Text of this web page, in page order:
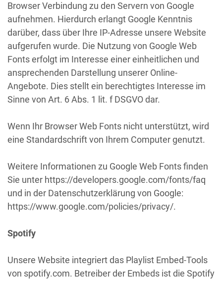
Browser Verbindung zu den Servern von Google
aufnehmen. Hierdurch erlangt Google Kenntnis
darüber, dass über Ihre IP-Adresse unsere Website
aufgerufen wurde. Die Nutzung von Google Web
Fonts erfolgt im Interesse einer einheitlichen und
ansprechenden Darstellung unserer Online-
Angebote. Dies stellt ein berechtigtes Interesse im
Sinne von Art. 6 Abs. 1 lit. f DSGVO dar.
Wenn Ihr Browser Web Fonts nicht unterstützt, wird
eine Standardschrift von Ihrem Computer genutzt.
Weitere Informationen zu Google Web Fonts finden
Sie unter https://developers.google.com/fonts/faq
und in der Datenschutzerklärung von Google:
https://www.google.com/policies/privacy/.
Spotify
Unsere Website integriert das Playlist Embed-Tools
von spotify.com. Betreiber der Embeds ist die Spotify